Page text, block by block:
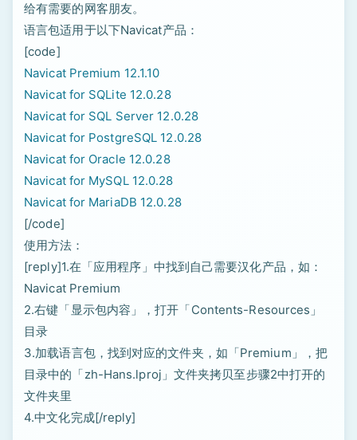
给有需要的网客朋友。
语言包适用于以下Navicat产品：
[code]
Navicat Premium 12.1.10
Navicat for SQLite 12.0.28
Navicat for SQL Server 12.0.28
Navicat for PostgreSQL 12.0.28
Navicat for Oracle 12.0.28
Navicat for MySQL 12.0.28
Navicat for MariaDB 12.0.28
[/code]
使用方法：
[reply]1.在「应用程序」中找到自己需要汉化产品，如：
Navicat Premium
2.右键「显示包内容」，打开「Contents-Resources」
目录
3.加载语言包，找到对应的文件夹，如「Premium」，把
目录中的「zh-Hans.lproj」文件夹拷贝至步骤2中打开的
文件夹里
4.中文化完成[/reply]